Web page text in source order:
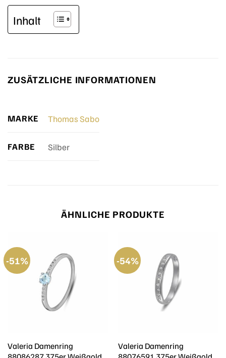
Inhalt
ZUSÄTZLICHE INFORMATIONEN
MARKE Thomas Sabo
FARBE Silber
ÄHNLICHE PRODUKTE
-51%
Valeria Damenring
-54%
Valeria Damenring